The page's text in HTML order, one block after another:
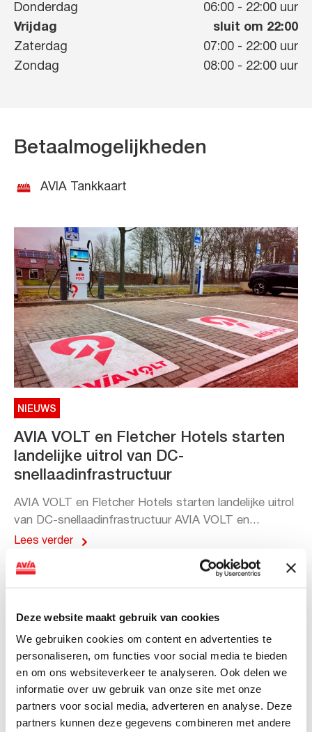
Deze website maakt gebruik van cookies
We gebruiken cookies om content en advertenties te
personaliseren, om functies voor social media te bieden
en om ons websiteverkeer te analyseren. Ook delen we
informatie over uw gebruik van onze site met onze
partners voor social media, adverteren en analyse. Deze
partners kunnen deze gegevens combineren met andere
Donderdag
06:00 - 22:00 uur
Vrijdag
sluit om 22:00
Zaterdag
07:00 - 22:00 uur
Zondag
08:00 - 22:00 uur
Betaalmogelijkheden
AVIA Tankkaart
NIEUWS
AVIA VOLT en Fletcher Hotels starten
landelijke uitrol van DC-
snellaadinfrastructuur
AVIA VOLT en Fletcher Hotels starten landelijke uitrol
van DC-snellaadinfrastructuur AVIA VOLT en...
Lees verder